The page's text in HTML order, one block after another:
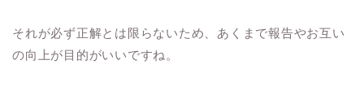
それが必ず正解とは限らないため、あくまで報告やお互い
の向上が目的がいいですね。